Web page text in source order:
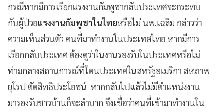
กรณีหากมีการเรียกแรงงานกัมพูชากลับประเทศจะกระทบ
กับผู้ป่วยแรงงานกัมพูชาในไทยหรือไม่ นพ.เฉลิม กล่าวว่า
ความเห็นส่วนตัว คนที่มาทำงานในประเทศไทย หากมีการ
เรียกกลับประเทศ ต้องดูว่าในงานรองรับในประเทศหรือไม่
ท่ามกลางสถานการณ์ที่โดนประเทศในสหรัฐอเมริกา สหภาพ
ยุโรป ตัดสิทธิประโยชน์ หากกลับไปแล้วไม่มีตำแหน่งงาน
มารองรับชาวบ้านก็จะลำบาก จึงเชื่อว่าคนที่เข้ามาทำงานใน